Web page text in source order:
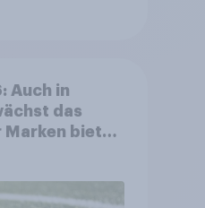
Auch in
das
Marken bietet